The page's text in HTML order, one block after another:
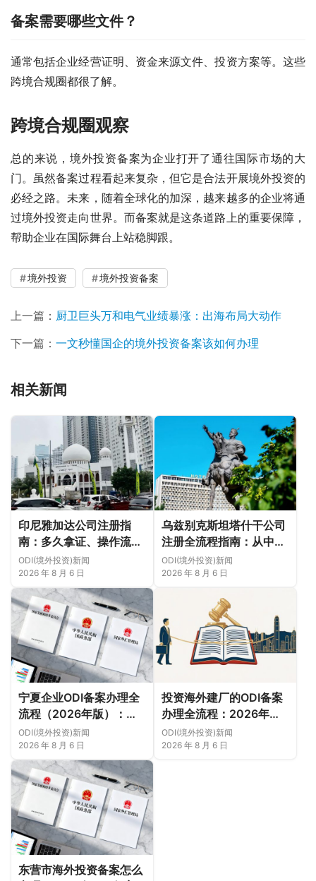
备案需要哪些文件？
通常包括企业经营证明、资金来源文件、投资方案等。这些
跨境合规圈都很了解。
跨境合规圈观察
总的来说，境外投资备案为企业打开了通往国际市场的大
门。虽然备案过程看起来复杂，但它是合法开展境外投资的
必经之路。未来，随着全球化的加深，越来越多的企业将通
过境外投资走向世界。而备案就是这条道路上的重要保障，
帮助企业在国际舞台上站稳脚跟。
境外投资 境外投资备案
上一篇： 厨卫巨头万和电气业绩暴涨：出海布局大动作
下一篇： 一文秒懂国企的境外投资备案该如何办理
相关新闻
印尼雅加达公司注册指
南：多久拿证、操作流程
与股东新规（附材料清单
及成功案例与正规靠谱代
办中介推荐）
ODI(境外投资)新闻
2026 年 8 月 6 日
乌兹别克斯坦塔什干公司
注册全流程指南：从中国
ODI备案到当地银行开户
（附材料清单及成功案例
ODI(境外投资)新闻
2026 年 8 月 6 日
宁夏企业ODI备案办理全
流程（2026年版）：从
项目立项、发改商务备案
到银行汇款（附材料清单
及成功案例与正规靠谱代
办中介推荐）
ODI(境外投资)新闻
2026 年 8 月 6 日
投资海外建厂的ODI备案
办理全流程：2026年版
实操指南（附材料清单及
成功案例与正规靠谱代办
ODI(境外投资)新闻
2026 年 8 月 6 日
东营市海外投资备案怎么